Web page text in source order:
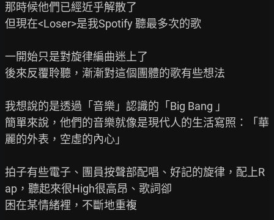
那時候他們已經近乎解散了
但現在<Loser>是我Spotify 聽最多次的歌
一開始只是對旋律編曲迷上了
後來反覆聆聽，漸漸對這個團體的歌有些想法
我想說的是透過「音樂」認識的「Big Bang 」
簡單來說，他們的音樂就像是現代人的生活寫照：「華
麗的外表，空虛的內心」
拍子有些電子、團員按聲部配唱、好記的旋律，配上R
ap，聽起來很High很高昂、歌詞卻
困在某情緒裡，不斷地重複